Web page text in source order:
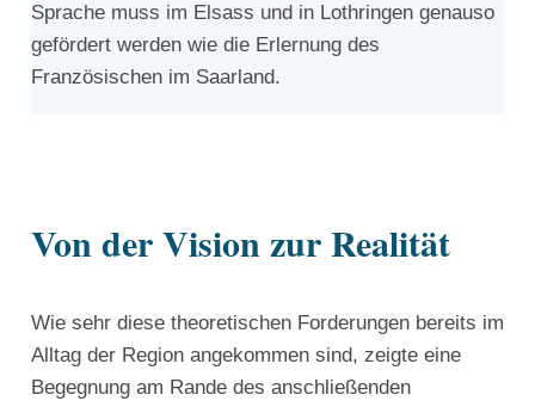
Sprache muss im Elsass und in Lothringen genauso
gefördert werden wie die Erlernung des
Französischen im Saarland.
Von der Vision zur Realität
Wie sehr diese theoretischen Forderungen bereits im
Alltag der Region angekommen sind, zeigte eine
Begegnung am Rande des anschließenden